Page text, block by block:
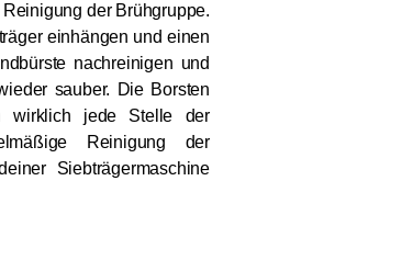
der Brühgruppe.
einhängen und einen
nachreinigen und
sauber. Die Borsten
wirklich jede Stelle der
Reinigung der
Siebträgermaschine